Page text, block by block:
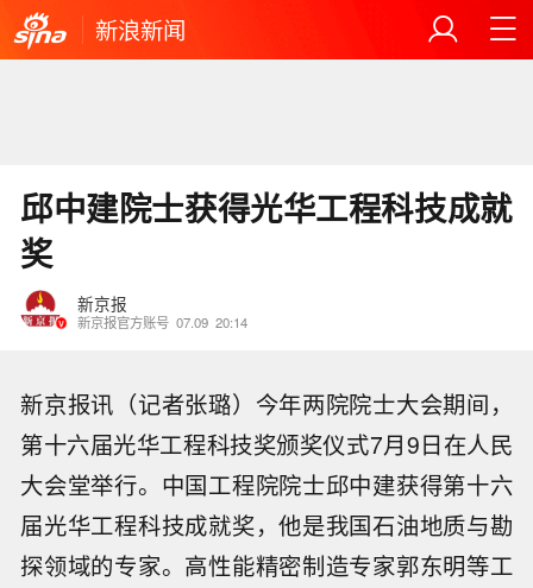
新浪新闻
邱中建院士获得光华工程科技成就
奖
新京报
新京报官方账号 07.09 20:14
新京报讯（记者张璐）今年两院院士大会期间，
第十六届光华工程科技奖颁奖仪式7月9日在人民
大会堂举行。中国工程院院士邱中建获得第十六
届光华工程科技成就奖，他是我国石油地质与勘
探领域的专家。高性能精密制造专家郭东明等工